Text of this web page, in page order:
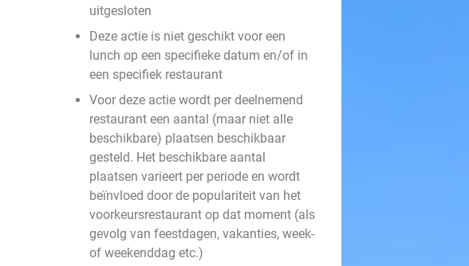
uitgesloten
Deze actie is niet geschikt voor een
lunch op een specifieke datum en/of in
een specifiek restaurant
Voor deze actie wordt per deelnemend
restaurant een aantal (maar niet alle
beschikbare) plaatsen beschikbaar
gesteld. Het beschikbare aantal
plaatsen varieert per periode en wordt
beïnvloed door de populariteit van het
voorkeursrestaurant op dat moment (als
gevolg van feestdagen, vakanties, week-
of weekenddag etc.)